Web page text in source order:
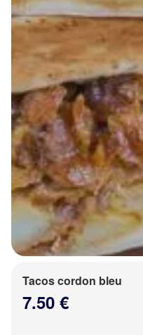
Tacos cordon bleu
7.50 €